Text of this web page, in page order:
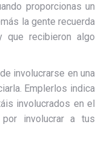
proporcionas un
la gente recuerda
recibieron algo
involucrarse en una
Emplerlos indica
involucrados en el
involucrar a tus